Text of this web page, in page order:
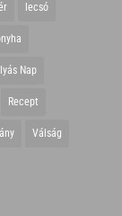
lecsó
Nap
Recept
Válság